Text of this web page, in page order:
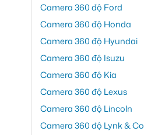
Camera 360 độ Ford
Camera 360 độ Honda
Camera 360 độ Hyundai
Camera 360 độ Isuzu
Camera 360 độ Kia
Camera 360 độ Lexus
Camera 360 độ Lincoln
Camera 360 độ Lynk & Co